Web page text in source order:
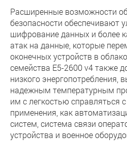
Расширенные возможности
безопасности обеспечивают
шифрование данных и более
атак на данные, которые
оконечных устройств в
семейства E5-2600 v4 также
низкого энергопотребления,
надежным температурным
им с легкостью справляться
применения, как
систем, система связи
устройства и военное